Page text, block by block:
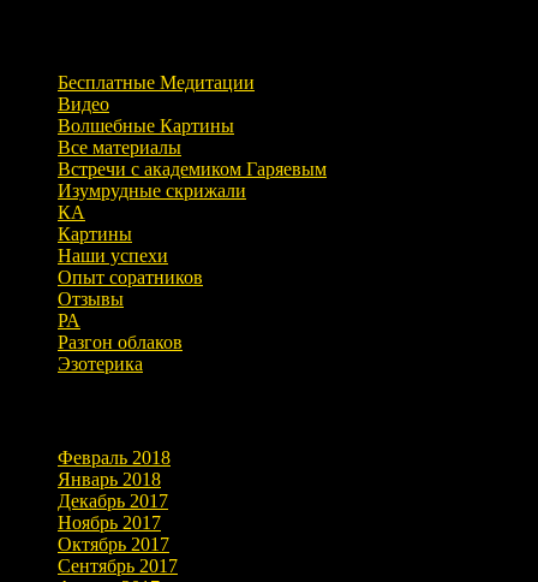
Бесплатные Медитации
Видео
Волшебные Картины
Все материалы
Встречи с академиком Гаряевым
Изумрудные скрижали
КА
Картины
Наши успехи
Опыт соратников
Отзывы
РА
Разгон облаков
Эзотерика
Февраль 2018
Январь 2018
Декабрь 2017
Ноябрь 2017
Октябрь 2017
Сентябрь 2017